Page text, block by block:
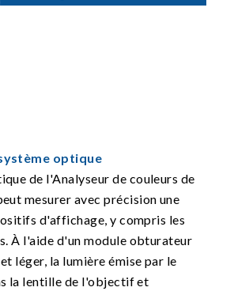
optique
de l'Analyseur de couleurs de
mesurer avec précision une
d'affichage, y compris les
À l'aide d'un module obturateur
léger, la lumière émise par le
la lentille de l'objectif et